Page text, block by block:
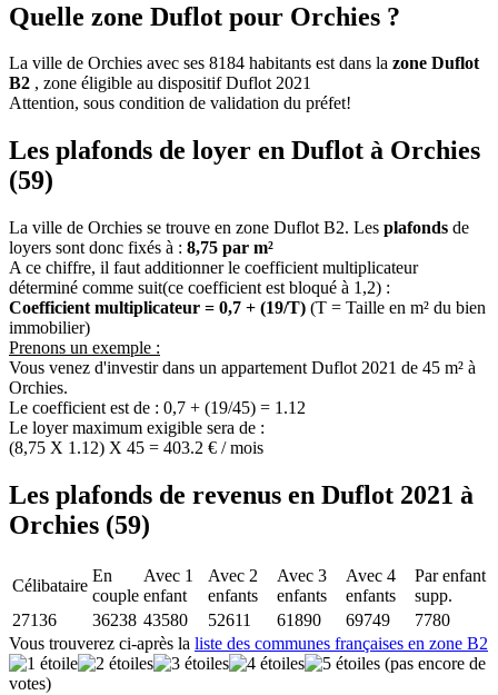
Quelle zone Duflot pour Orchies ?
La ville de Orchies avec ses 8184 habitants est dans la zone Duflot
B2 , zone éligible au dispositif Duflot 2021
Attention, sous condition de validation du préfet!
Les plafonds de loyer en Duflot à Orchies
(59)
La ville de Orchies se trouve en zone Duflot B2. Les plafonds de
loyers sont donc fixés à : 8,75 par m²
A ce chiffre, il faut additionner le coefficient multiplicateur
déterminé comme suit(ce coefficient est bloqué à 1,2) :
Coefficient multiplicateur = 0,7 + (19/T) (T = Taille en m² du bien
immobilier)
Prenons un exemple :
Vous venez d'investir dans un appartement Duflot 2021 de 45 m² à
Orchies.
Le coefficient est de : 0,7 + (19/45) = 1.12
Le loyer maximum exigible sera de :
(8,75 X 1.12) X 45 = 403.2 € / mois
Les plafonds de revenus en Duflot 2021 à
Orchies (59)
Célibataire
En
couple
Avec 1
enfant
Avec 2
enfants
Avec 3
enfants
Avec 4
enfants
Par enfant
supp.
27136
36238 43580 52611 61890 69749
7780
Vous trouverez ci-après la liste des communes françaises en zone B2
(pas encore de
votes)